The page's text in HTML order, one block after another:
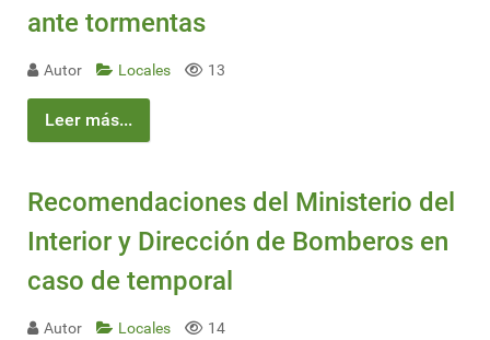
ante tormentas
Autor Locales 13
Leer más...
Recomendaciones del Ministerio del
Interior y Dirección de Bomberos en
caso de temporal
Autor Locales 14